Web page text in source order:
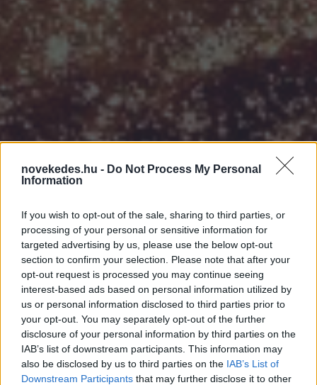
novekedes.hu - Do Not Process My Personal
Information
If you wish to opt-out of the sale, sharing to third parties, or
processing of your personal or sensitive information for
targeted advertising by us, please use the below opt-out
section to confirm your selection. Please note that after your
opt-out request is processed you may continue seeing
interest-based ads based on personal information utilized by
us or personal information disclosed to third parties prior to
your opt-out. You may separately opt-out of the further
disclosure of your personal information by third parties on the
IAB’s list of downstream participants. This information may
also be disclosed by us to third parties on the IAB’s List of
Downstream Participants that may further disclose it to other
Közpénzből kellett
kifizetni a Liberty
munkabér tartozását
HÍREK 2024. NOV. 15. MTI